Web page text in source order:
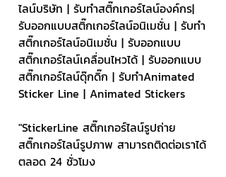
ไลน์บริษัท | รับทำสติ๊กเกอร์ไลน์องค์กร|
รับออกแบบสติ๊กเกอร์ไลน์อนิเมชั่น | รับทำ
สติ๊กเกอร์ไลน์อนิเมชั่น | รับออกแบบ
สติ๊กเกอร์ไลน์เคลื่อนไหวได้ | รับออกแบบ
สติ๊กเกอร์ไลน์ดุ๊กดิ๊ก | รับทำAnimated
Sticker Line | Animated Stickers
"StickerLine สติ๊กเกอร์ไลน์รูปถ่าย
สติ๊กเกอร์ไลน์รูปภาพ สามารถติดต่อเราได้
ตลอด 24 ชั่วโมง